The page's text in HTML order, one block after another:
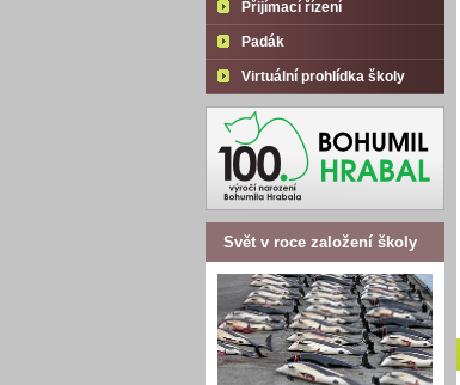
Přijímací řízení
Padák
Virtuální prohlídka školy
Svět v roce založení školy